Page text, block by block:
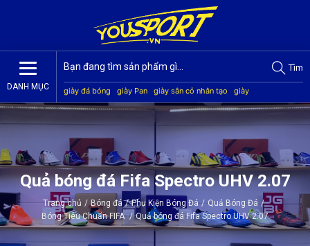
DANH MỤC
Tìm
giày đá bóng giày Pan giày sân cỏ nhân tạo
giày
Jogarbola
giày Mitre giày Akka quần áo bóng đá
giày
Quả bóng đá Fifa Spectro UHV 2.07
Trang chủ / Bóng đá / Phụ Kiện Bóng Đá / Quả Bóng Đá /
Bóng Tiêu Chuẩn FIFA / Quả bóng đá Fifa Spectro UHV 2.07